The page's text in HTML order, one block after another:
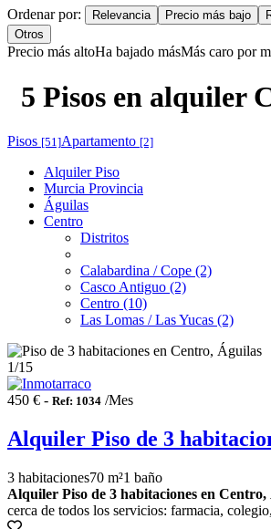
Ordenar por: Relevancia Precio más bajo
Otros
Precio más altoHa bajado másMás caro por
5 Pisos en alquiler
Pisos [51]Apartamento [2]
Alquiler Piso
Murcia Provincia
Águilas
Centro
Distritos
Calabardina / Cope (2)
Casco Antiguo (2)
Centro (10)
Las Lomas / Las Yucas (2)
1/15
450 € - Ref: 1034 /Mes
Alquiler Piso de 3
3 habitaciones70 m²1 baño
Alquiler Piso de 3 habitaciones en Centro,
cerca de todos los servicios: farmacia,